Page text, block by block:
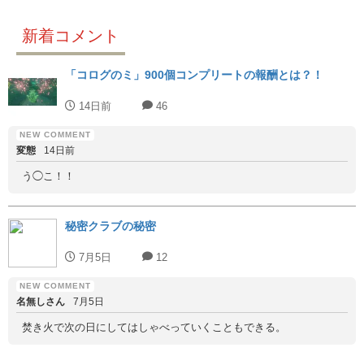
新着コメント
「コログのミ」900個コンプリートの報酬とは？！
14日前 46
変態 14日前
う◯こ！！
秘密クラブの秘密
7月5日 12
名無しさん 7月5日
焚き火で次の日にしてはしゃべっていくこともできる。